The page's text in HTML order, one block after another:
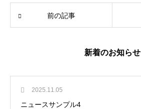
前の記事
新着のお知らせ
2025.11.05
ニュースサンプル4